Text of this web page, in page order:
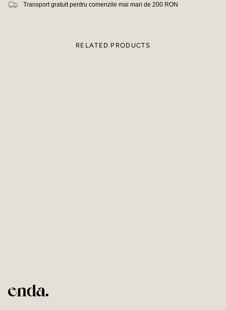
Transport gratuit pentru comenzile mai mari de 200 RON
RELATED PRODUCTS